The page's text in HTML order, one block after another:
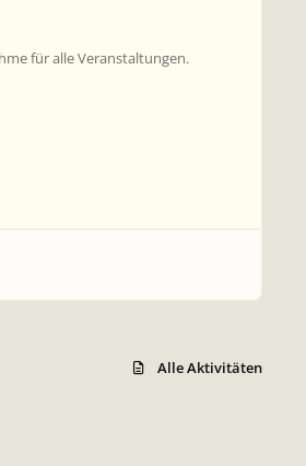
für alle Veranstaltungen.
Alle Aktivitäten